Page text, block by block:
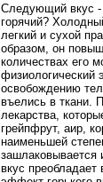
Следующий вкус -
горячий?
легкий и сухой
образом, он
количествах его
физиологический
освобождению
въелись в ткани.
лекарства,
грейпфрут, аир,
наименьшей
зашлаковывается
вкус преобладает